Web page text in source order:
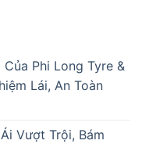
Phi Long Tyre &
Lái, An Toàn
Vượt Trội, Bám